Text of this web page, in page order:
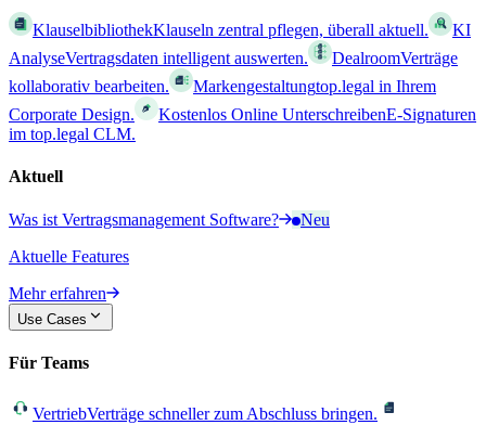
KlauselbibliothekKlauseln zentral pflegen, überall aktuell.
KI
AnalyseVertragsdaten intelligent auswerten. DealroomVerträge
kollaborativ bearbeiten.
Markengestaltungtop.legal in Ihrem
Corporate Design.
Kostenlos Online UnterschreibenE-Signaturen
im top.legal CLM.
Aktuell
Was ist Vertragsmanagement Software?
Neu
Aktuelle Features
Mehr erfahren
Use Cases
Für Teams
VertriebVerträge schneller zum Abschluss bringen.